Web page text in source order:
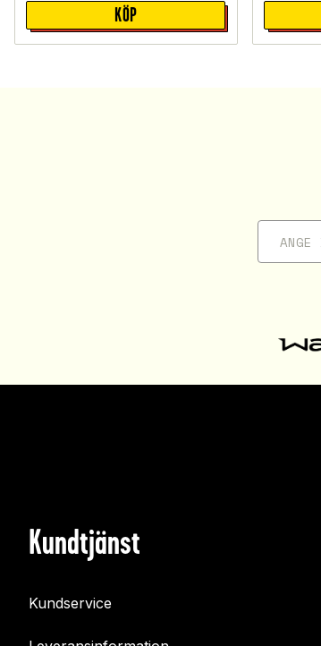
KÖP
Kundtjänst
Kundservice